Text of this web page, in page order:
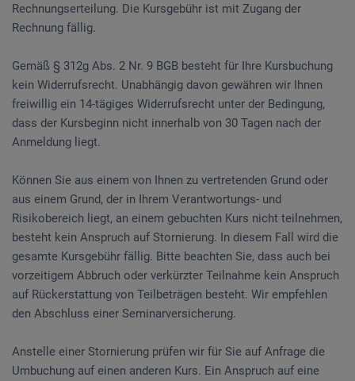
Rechnungserteilung. Die Kursgebühr ist mit Zugang der
Rechnung fällig.
Gemäß § 312g Abs. 2 Nr. 9 BGB besteht für Ihre Kursbuchung
kein Widerrufsrecht. Unabhängig davon gewähren wir Ihnen
freiwillig ein 14-tägiges Widerrufsrecht unter der Bedingung,
dass der Kursbeginn nicht innerhalb von 30 Tagen nach der
Anmeldung liegt.
Können Sie aus einem von Ihnen zu vertretenden Grund oder
aus einem Grund, der in Ihrem Verantwortungs- und
Risikobereich liegt, an einem gebuchten Kurs nicht teilnehmen,
besteht kein Anspruch auf Stornierung. In diesem Fall wird die
gesamte Kursgebühr fällig. Bitte beachten Sie, dass auch bei
vorzeitigem Abbruch oder verkürzter Teilnahme kein Anspruch
auf Rückerstattung von Teilbeträgen besteht. Wir empfehlen
den Abschluss einer Seminarversicherung.
Anstelle einer Stornierung prüfen wir für Sie auf Anfrage die
Umbuchung auf einen anderen Kurs. Ein Anspruch auf eine